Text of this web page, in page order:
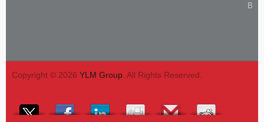
Copyright © 2026 YLM Group. All Rights Reserved.